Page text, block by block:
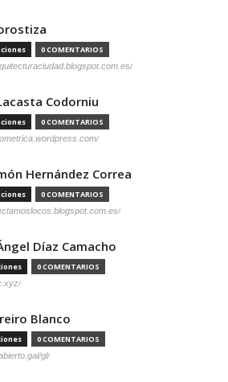
0 COMENTARIOS
Codorniu
0 COMENTARIOS
Hernández Correa
0 COMENTARIOS
Díaz Camacho
0 COMENTARIOS
Blanco
0 COMENTARIOS
gl/